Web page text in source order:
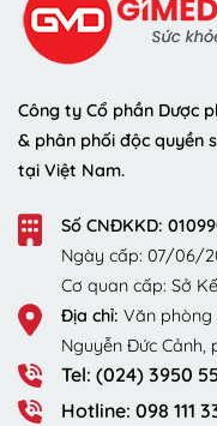
Công ty Cổ phần Dược
& phân phối độc quyền
tại Việt Nam.
Số CNĐKKD:
Ngày cấp: 07/06/
Cơ quan cấp: Sở
Địa chỉ: Văn phòng
Nguyễn Đức Cảnh,
Tel: (024) 3950
Hotline: 098 111